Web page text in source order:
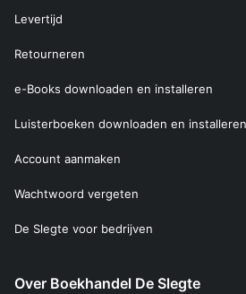
Levertijd
Retourneren
e-Books downloaden en installeren
Luisterboeken downloaden en installeren
Account aanmaken
Wachtwoord vergeten
De Slegte voor bedrijven
Over Boekhandel De Slegte